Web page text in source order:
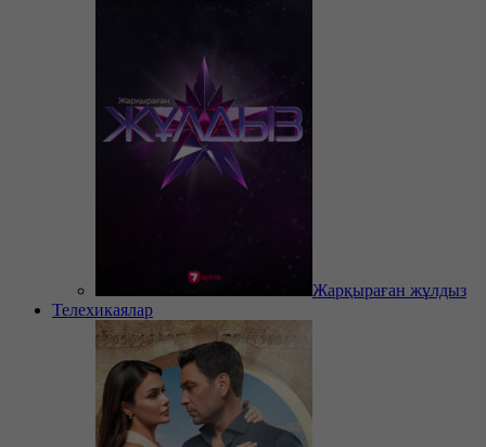
Жарқыраған жұлдыз
Телехикаялар